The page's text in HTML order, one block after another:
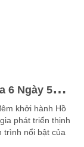
6 Ngày 5
khởi hành Hồ
phát triển thịnh
trình nổi bật của